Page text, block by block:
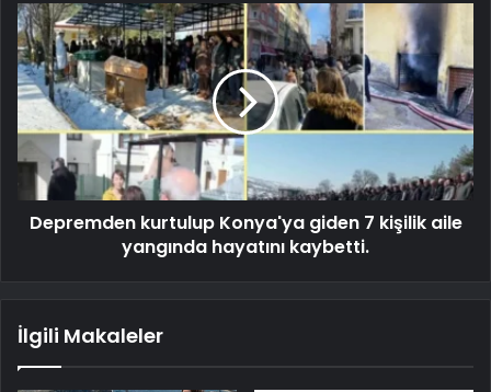
Depremden kurtulup Konya'ya giden 7 kişilik aile
yangında hayatını kaybetti.
İlgili Makaleler